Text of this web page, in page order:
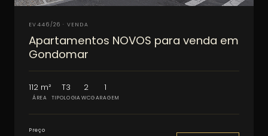
EV446/26 · VENDA
Apartamentos NOVOS para venda em
Gondomar
112 m²
ÁREA
T3
TIPOLOGIA
2
WC
1
GARAGEM
Preço